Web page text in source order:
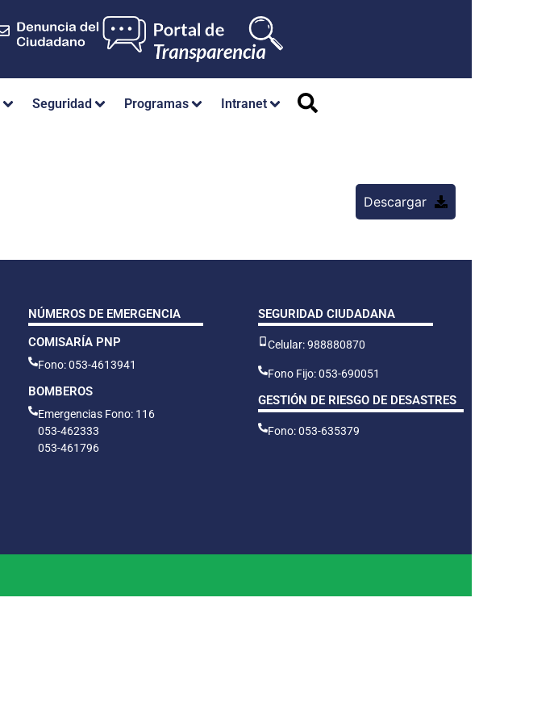
Seguridad Programas Intranet
Descargar
NÚMEROS DE EMERGENCIA
COMISARÍA PNP
Fono: 053-4613941
BOMBEROS
Emergencias Fono: 116
053-462333
053-461796
SEGURIDAD CIUDADANA
Celular: 988880870
Fono Fijo: 053-690051
GESTIÓN DE RIESGO DE DESASTRES
Fono: 053-635379